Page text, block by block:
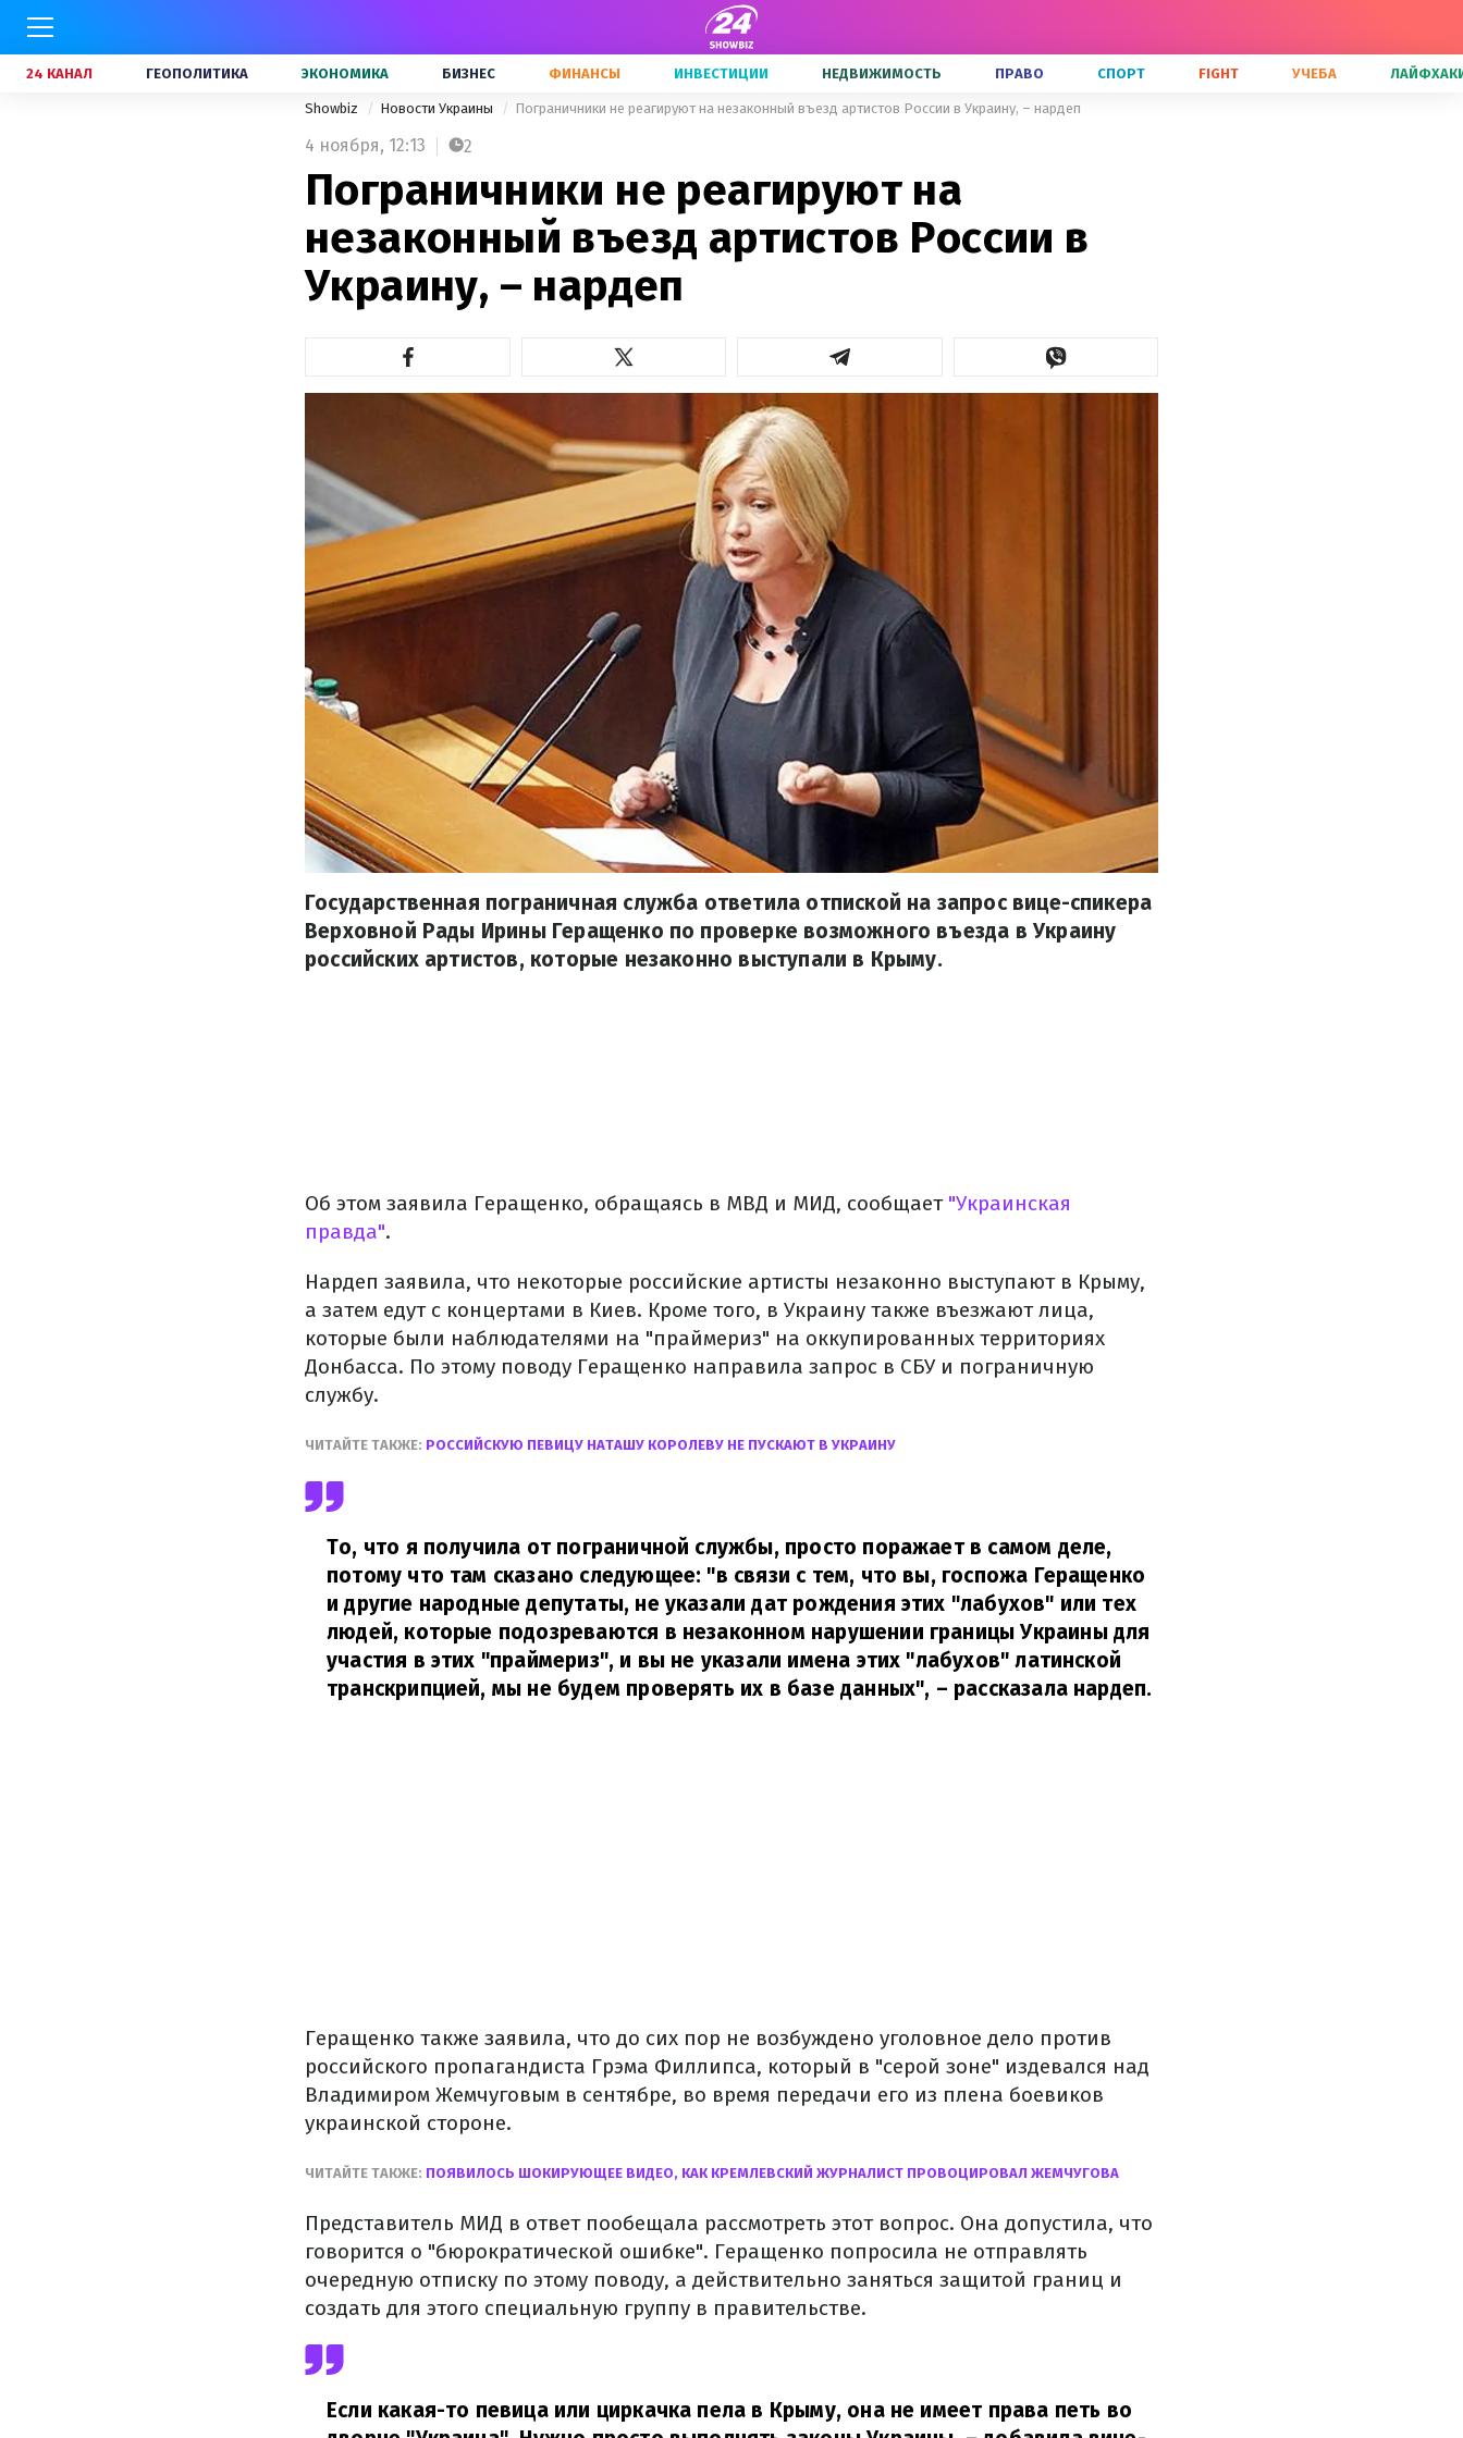
24 КАНАЛ ГЕОПОЛИТИКА ЭКОНОМИКА БИЗНЕС ФИНАНСЫ ИНВЕСТИЦИИ НЕДВИЖИМОСТЬ ПРАВО СПОРТ FIGHT УЧЕБА
Showbiz Новости Украины Пограничники не реагируют на незаконный въезд артистов России в Украину, – нардеп
4 ноября, 12:13 2
Пограничники не реагируют на
незаконный въезд артистов России в
Украину, – нардеп
Государственная пограничная служба ответила отпиской на запрос вице-спикера
Верховной Рады Ирины Геращенко по проверке возможного въезда в Украину
российских артистов, которые незаконно выступали в Крыму.
Об этом заявила Геращенко, обращаясь в МВД и МИД, сообщает "Украинская
правда".
Нардеп заявила, что некоторые российские артисты незаконно выступают в Крыму,
а затем едут с концертами в Киев. Кроме того, в Украину также въезжают лица,
которые были наблюдателями на "праймериз" на оккупированных территориях
Донбасса. По этому поводу Геращенко направила запрос в СБУ и пограничную
службу.
ЧИТАЙТЕ ТАКЖЕ: РОССИЙСКУЮ ПЕВИЦУ НАТАШУ КОРОЛЕВУ НЕ ПУСКАЮТ В УКРАИНУ
То, что я получила от пограничной службы, просто поражает в самом деле,
потому что там сказано следующее: "в связи с тем, что вы, госпожа Геращенко
и другие народные депутаты, не указали дат рождения этих "лабухов" или тех
людей, которые подозреваются в незаконном нарушении границы Украины для
участия в этих "праймериз", и вы не указали имена этих "лабухов" латинской
транскрипцией, мы не будем проверять их в базе данных", – рассказала нардеп.
Геращенко также заявила, что до сих пор не возбуждено уголовное дело против
российского пропагандиста Грэма Филлипса, который в "серой зоне" издевался над
Владимиром Жемчуговым в сентябре, во время передачи его из плена боевиков
украинской стороне.
ЧИТАЙТЕ ТАКЖЕ: ПОЯВИЛОСЬ ШОКИРУЮЩЕЕ ВИДЕО, КАК КРЕМЛЕВСКИЙ ЖУРНАЛИСТ ПРОВОЦИРОВАЛ ЖЕМЧУГОВА
Представитель МИД в ответ пообещала рассмотреть этот вопрос. Она допустила, что
говорится о "бюрократической ошибке". Геращенко попросила не отправлять
очередную отписку по этому поводу, а действительно заняться защитой границ и
создать для этого специальную группу в правительстве.
Если какая-то певица или циркачка пела в Крыму, она не имеет права петь во